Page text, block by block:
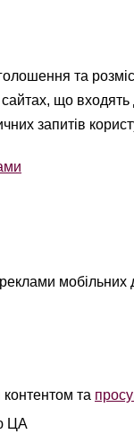
та
що
запитів
мобільних
та
ЦА